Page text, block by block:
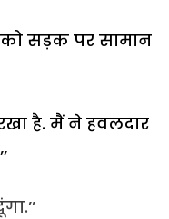
सड़क पर सामान
है. मैं ने हवलदार